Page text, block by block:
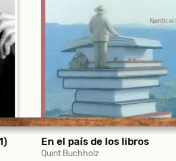
En el país de los libros
Quint Buchholz